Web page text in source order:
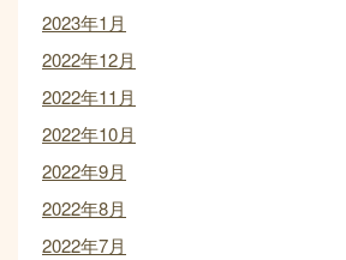
2023年1月
2022年12月
2022年11月
2022年10月
2022年9月
2022年8月
2022年7月